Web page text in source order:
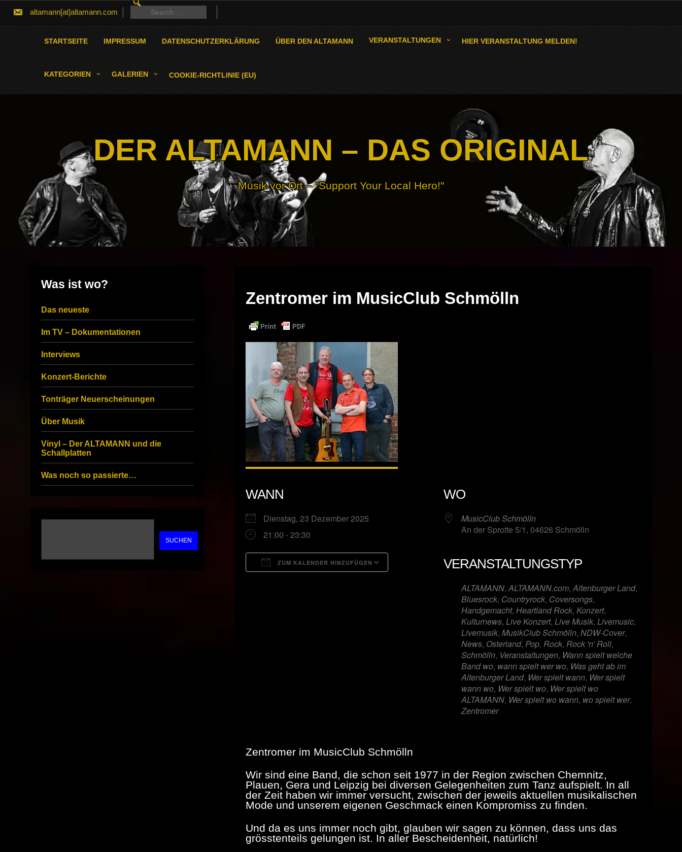
altamann[at]altamann.com
FOR:
Search
for:
STARTSEITE IMPRESSUM DATENSCHUTZERKLÄRUNG ÜBER DEN ALTAMANN VERANSTALTUNGEN HIER VERANSTALTUNG MELDEN!
KATEGORIEN GALERIEN COOKIE-RICHTLINIE (EU)
DER ALTAMANN – DAS ORIGINAL
Musik vor Ort – "Support Your Local Hero!"
Zentromer im MusicClub Schmölln
WANN
Dienstag, 23 Dezember 2025
21:00 - 23:30
ZUM KALENDER HINZUFÜGEN
WO
MusicClub Schmölln
An der Sprotte 5/1, 04626 Schmölln
VERANSTALTUNGSTYP
ALTAMANN,ALTAMANN.com,Altenburger Land,
Bluesrock, Countryrock, Coversongs,
Handgemacht, Heartland Rock, Konzert,
Kulturnews, Live Konzert, Live Musik, Livemusic,
Livemusik, MusikClub Schmölln, NDW-Cover,
News, Osterland, Pop, Rock, Rock 'n' Roll,
Schmölln, Veranstaltungen, Wann spielt welche
Band wo, wann spielt wer wo, Was geht ab im
Altenburger Land, Wer spielt wann, Wer spielt
wann wo, Wer spielt wo, Wer spielt wo
ALTAMANN, Wer spielt wo wann, wo spielt wer,
Zentromer
Zentromer im MusicClub Schmölln
Wir sind eine Band, die schon seit 1977 in der Region zwischen Chemnitz,
Plauen, Gera und Leipzig bei diversen Gelegenheiten zum Tanz aufspielt. In all
der Zeit haben wir immer versucht, zwischen der jeweils aktuellen musikalischen
Mode und unserem eigenen Geschmack einen Kompromiss zu finden.
Und da es uns immer noch gibt, glauben wir sagen zu können, dass uns das
grösstenteils gelungen ist. In aller Bescheidenheit, natürlich!
Was ist wo?
Das neueste
Im TV – Dokumentationen
Interviews
Konzert-Berichte
Tonträger Neuerscheinungen
Über Musik
Vinyl – Der ALTAMANN und die
Schallplatten
Was noch so passierte…
SUCHEN